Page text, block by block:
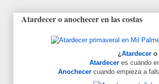
Atardecer o anochecer en las costas
¿Atardecer o
Atardeceres cuando
Anochecer cuando empieza a